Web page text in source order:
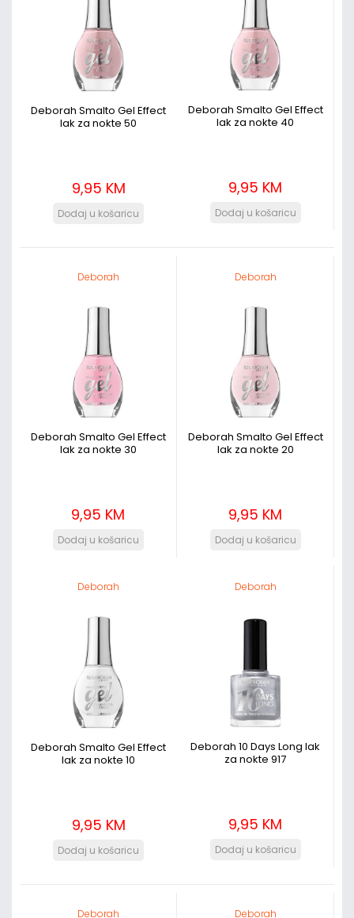
Deborah Smalto Gel Effect
lak za nokte 50
9,95 KM
Deborah Smalto Gel Effect
lak za nokte 40
9,95 KM
Deborah
Deborah Smalto Gel Effect
lak za nokte 30
9,95 KM
Deborah
Deborah Smalto Gel Effect
lak za nokte 20
9,95 KM
Deborah
Deborah Smalto Gel Effect
lak za nokte 10
9,95 KM
Deborah
Deborah 10 Days Long lak
za nokte 917
9,95 KM
Deborah Deborah